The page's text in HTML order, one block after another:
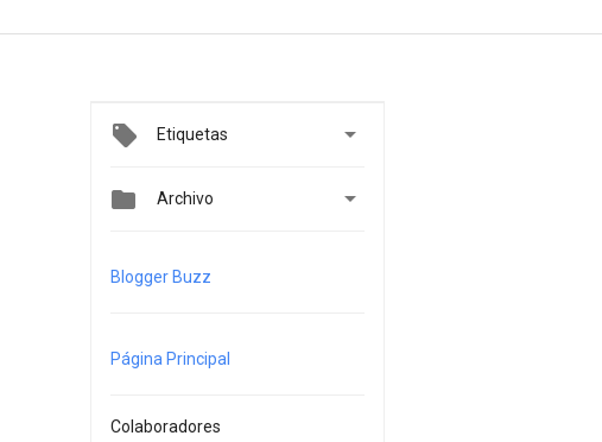
Etiquetas 
 Archivo 
Blogger Buzz
Página Principal
Colaboradores